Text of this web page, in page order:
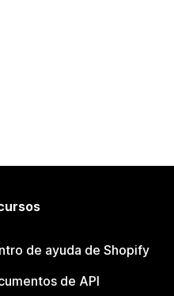
de ayuda de Shopify
de API